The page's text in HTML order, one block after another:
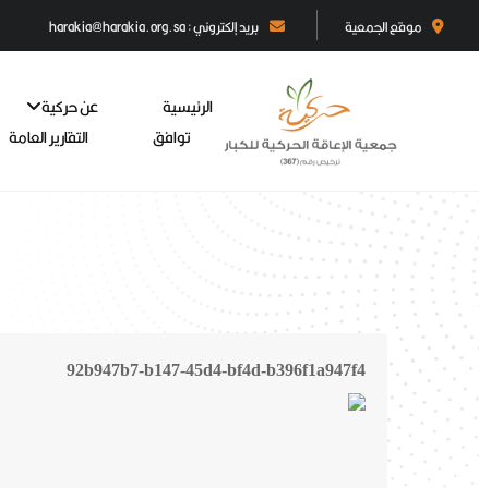
موقع الجمعية بريد إلكتروني : harakia@harakia.org.sa
الرئيسية عن حركية
توافق
التقارير العامة
92b947b7-b147-45d4-bf4d-b396f1a947f4